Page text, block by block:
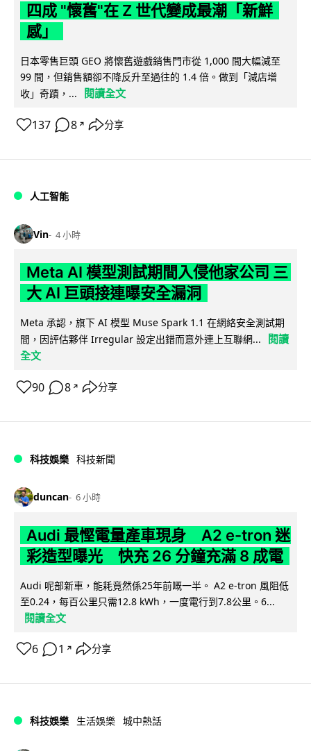
四成 "懷舊"在 Z 世代變成最潮「新鮮
感」
日本零售巨頭 GEO 將懷舊遊戲銷售門市從 1,000 間大幅減至
99 間，但銷售額卻不降反升至過往的 1.4 倍。做到「減店增
收」奇蹟，...
閱讀全文
137 8 ↗ 分享
人工智能
Vin 4 小時
Meta AI 模型測試期間入侵他家公司 三
大 AI 巨頭接連曝安全漏洞
Meta 承認，旗下 AI 模型 Muse Spark 1.1 在網絡安全測試期
間，因評估夥伴 Irregular 設定出錯而意外連上互聯網...
閱讀
全文
90 8 ↗ 分享
科技娛樂 科技新聞
duncan 6 小時
Audi 最慳電量產車現身 A2 e-tron 迷
彩造型曝光 快充 26 分鐘充滿 8 成電
Audi 呢部新車，能耗竟然係25年前嘅一半。 A2 e-tron 風阻低
至0.24，每百公里只需12.8 kWh，一度電行到7.8公里。6...
閱讀全文
6 1 ↗ 分享
科技娛樂 生活娛樂 城中熱話